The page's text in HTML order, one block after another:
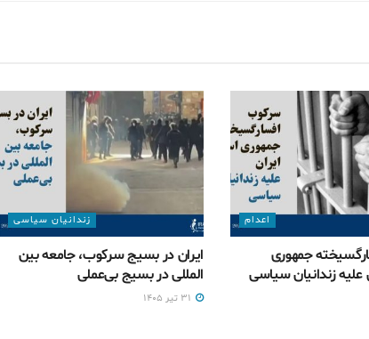
اعدام
جمهوری
علیه زندانیان سیاسی
زندانیان سیاسی
ایران در بسیج سرکوب، جامعه بین
المللی در بسیج بی‌‌عملی